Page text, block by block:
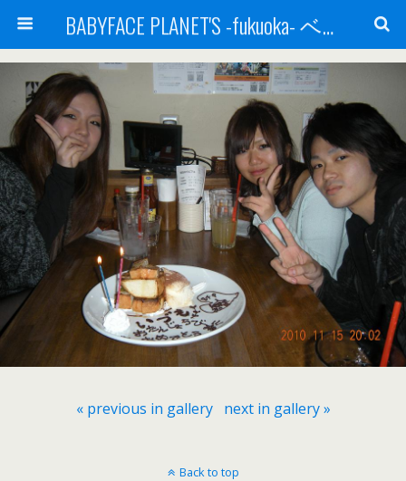
BABYFACE PLANET'S -fukuoka- ベビーフェイスプラネッツ 福岡(ベビフェ福岡)
« previous in gallery next in gallery »
Back to top